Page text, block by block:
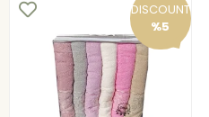
DISCOUNT
%5